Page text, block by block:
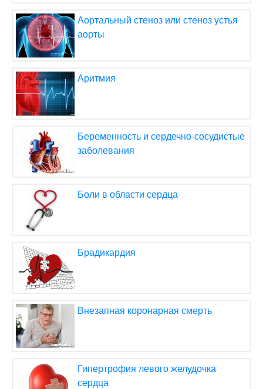
Аортальный стеноз или стеноз устья
аорты
Аритмия
Беременность и сердечно-сосудистые
заболевания
Боли в области сердца
Брадикардия
Внезапная коронарная смерть
Гипертрофия левого желудочка
сердца